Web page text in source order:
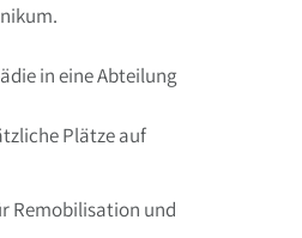
in eine Abteilung
Plätze auf
Remobilisation und